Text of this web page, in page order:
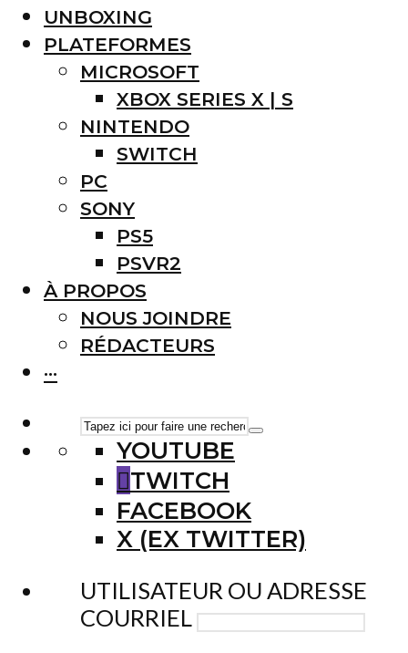
UNBOXING
PLATEFORMES
MICROSOFT
XBOX SERIES X | S
NINTENDO
SWITCH
PC
SONY
PS5
PSVR2
À PROPOS
NOUS JOINDRE
RÉDACTEURS
···
YOUTUBE
TWITCH
FACEBOOK
X (EX TWITTER)
UTILISATEUR OU ADRESSE
COURRIEL